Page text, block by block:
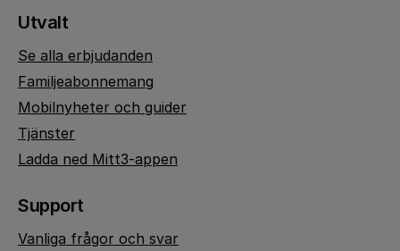
Utvalt
Se alla erbjudanden
Familjeabonnemang
Mobilnyheter och guider
Tjänster
Ladda ned Mitt3-appen
Support
Vanliga frågor och svar